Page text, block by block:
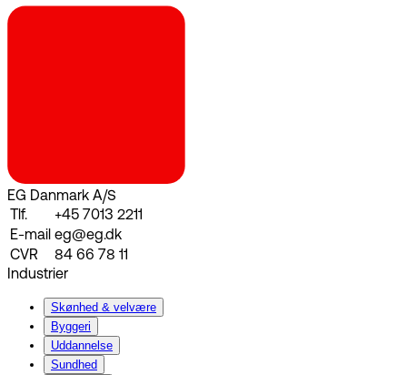
EG Danmark A/S
Tlf.
+45 7013 2211
E-mail eg@eg.dk
CVR
84 66 78 11
Industrier
Skønhed & velvære
Byggeri
Uddannelse
Sundhed